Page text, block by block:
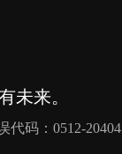
未来。
代码：0512-20404